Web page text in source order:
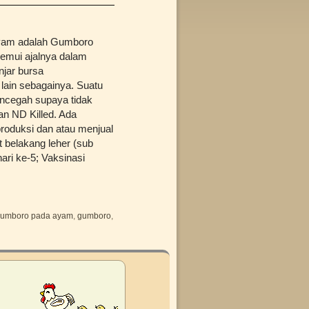
adalah Gumboro
ajalnya dalam
bursa
sebagainya. Suatu
supaya tidak
ND Killed. Ada
dan atau menjual
belakang leher (sub
ke-5; Vaksinasi
pada ayam gumboro